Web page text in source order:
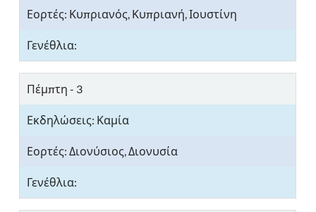
Κυπριανός, Κυπριανή, Ιουστίνη
Πέμπτη - 3
Διονύσιος, Διονυσία